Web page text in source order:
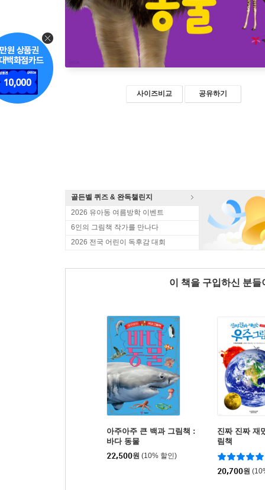
사이즈비교 공유하기
골든벨 퀴즈 & 완독챌린지
2026 유아동 여름방학 이벤트
6인의 그림책 작가를 만나다
2026 전국 어린이 독후감 대회
이 책을 구입하신 분
아주아주 큰 백과 그림책 :
바다 동물
22,500원 (10% 할인)
진짜 진짜 재
림책
20,700원